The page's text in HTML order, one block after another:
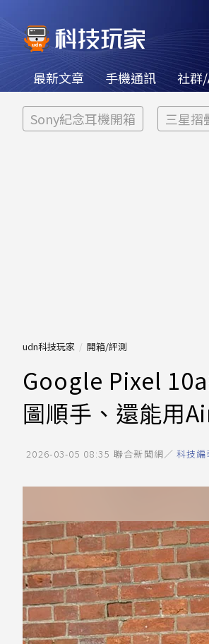
最新文章 手機通訊 社群
Sony紀念耳機開箱 三星摺
udn科技玩家 開箱/評測
Google Pixel
圖順手、還能用
2026-03-05 08:35 聯合新聞網／ 科技